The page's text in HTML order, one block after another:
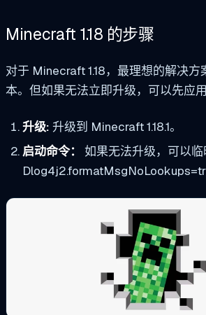
Minecraft 1.18 的步骤
对于 Minecraft 1.18，最理想的解决方
本。但如果无法立即升级，可以先应
升级: 升级到 Minecraft 1.18.1。
启动命令：
如果无法升级，可以